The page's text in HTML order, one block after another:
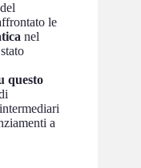
le
nel
questo
a